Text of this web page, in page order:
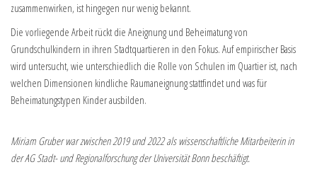
zusammenwirken, ist hingegen nur wenig bekannt.
Die vorliegende Arbeit rückt die Aneignung und Beheimatung von
Grundschulkindern in ihren Stadtquartieren in den Fokus. Auf empirischer Basis
wird untersucht, wie unterschiedlich die Rolle von Schulen im Quartier ist, nach
welchen Dimensionen kindliche Raumaneignung stattfindet und was für
Beheimatungstypen Kinder ausbilden.
Miriam Gruber war zwischen 2019 und 2022 als wissenschaftliche Mitarbeiterin in
der AG Stadt- und Regionalforschung der Universität Bonn beschäftigt.